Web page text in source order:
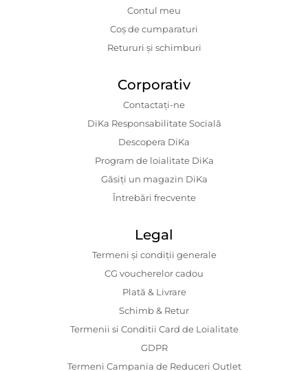
Contul meu
Coș de cumparaturi
Retururi și schimburi
Corporativ
Contactaţi-ne
DiKa Responsabilitate Socială
Descopera DiKa
Program de loialitate DiKa
Găsiți un magazin DiKa
Întrebări frecvente
Legal
Termeni și condiții generale
CG voucherelor cadou
Plată & Livrare
Schimb & Retur
Termenii si Conditii Card de Loialitate
GDPR
Termeni Campania de Reduceri Outlet